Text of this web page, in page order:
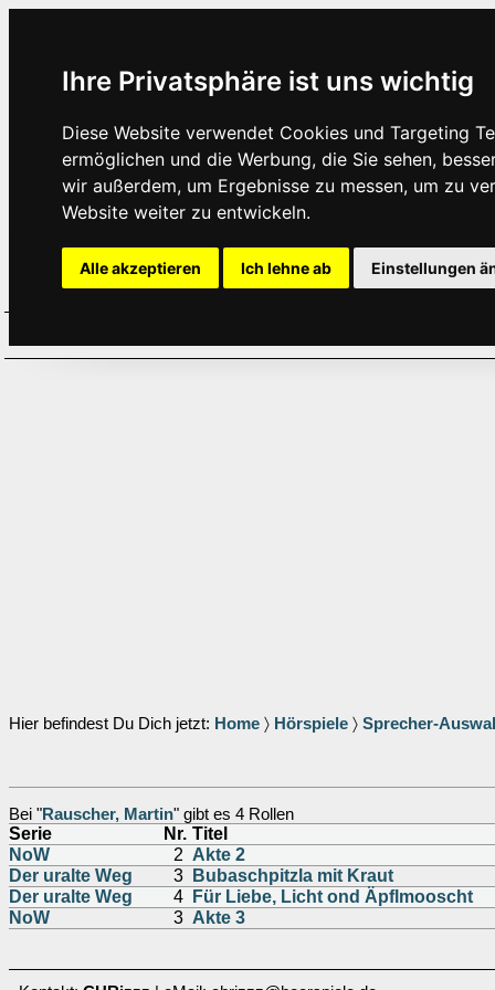
Ihre Privatsphäre ist uns wichtig
Diese Website verwendet Cookies und Targeting
ermöglichen und die Werbung, die Sie sehen,
wir außerdem, um Ergebnisse zu messen, um zu
Website weiter zu entwickeln.
Alle akzeptieren Ich lehne ab Einstellungen
Hier befindest Du Dich jetzt: Home 〉 Hörspiele 〉 Sprecher-
Bei "Rauscher, Martin" gibt es 4 Rollen
Serie Nr. Titel
NoW
2 Akte 2
Der uralte Weg
3
Bubaschpitzla mit Kraut
Der uralte Weg
4
Für Liebe, Licht ond Äpflmooscht
NoW
3 Akte 3